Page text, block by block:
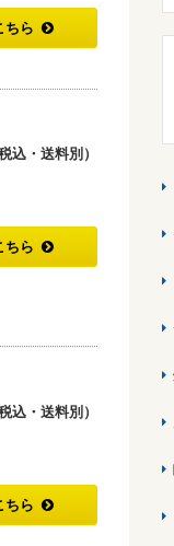
ちら
込・送料別）
ちら
込・送料別）
ちら